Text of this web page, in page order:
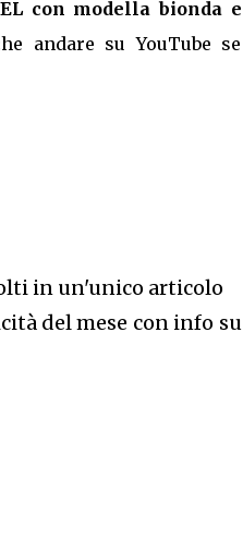
con modella bionda e
andare su YouTube se
in un'unico articolo
del mese con info su